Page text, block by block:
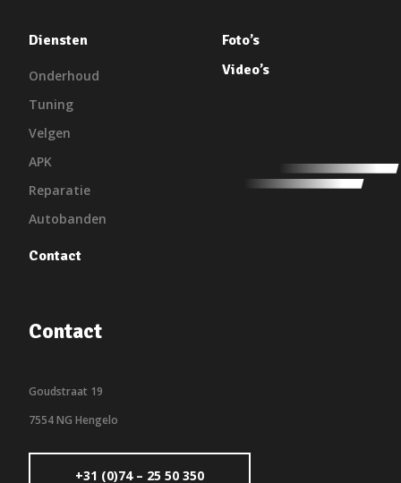
Diensten
Onderhoud
Tuning
Velgen
APK
Reparatie
Autobanden
Contact
Foto’s
Video’s
Contact
Goudstraat 19
7554 NG Hengelo
+31 (0)74 – 25 50 350